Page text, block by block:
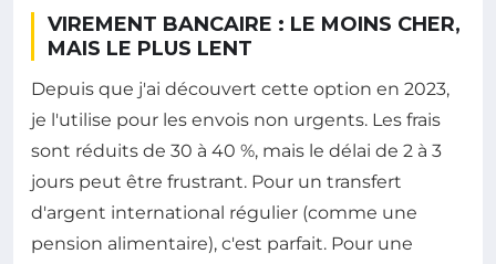
VIREMENT BANCAIRE : LE MOINS CHER,
MAIS LE PLUS LENT
Depuis que j'ai découvert cette option en 2023,
je l'utilise pour les envois non urgents. Les frais
sont réduits de 30 à 40 %, mais le délai de 2 à 3
jours peut être frustrant. Pour un transfert
d'argent international régulier (comme une
pension alimentaire), c'est parfait. Pour une